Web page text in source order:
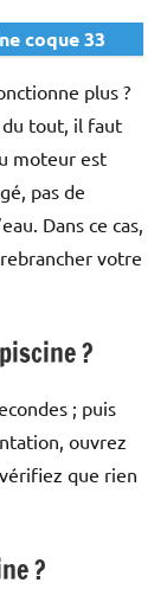
coque 33
plus ?
tout, il faut
moteur est
pas de
Dans ce cas,
votre
?
; puis
ouvrez
que rien
?